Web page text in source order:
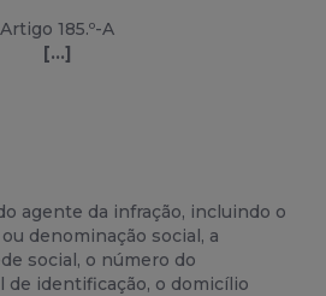
Artigo 185.º-A
[...]
agente da infração, incluindo o
denominação social, a
social, o número do
de identificação, o domicílio